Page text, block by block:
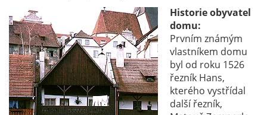
Historie obyvatel
domu:
Prvním známým
vlastníkem domu
byl od roku 1526
řezník Hans,
kterého vystřídal
další řezník,